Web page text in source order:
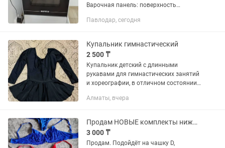
Варочная панель: поверхность
(диаметр: 2шт - 18см, 2шт - 14.5 см),
Павлодар, сегодня
Купальник гимнастический
2 500 ₸
Купальник детский с длинными
рукавами для гимнастических занятий
и хореографии, в отличном состоянии,
одевали 1 раз на утренник. Очень
Алматы, вчера
Продам НОВЫЕ комплекты нижнего белья
3 000 ₸
Продам. Подойдёт на чашку D,